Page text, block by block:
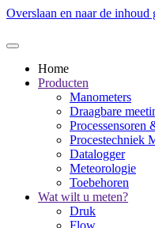
Overslaan en naar de inhoud
Home
Producten
Manometers
Draagbare
Processensoren
Procestechniek
Datalogger
Meteorologie
Toebehoren
Wat wilt u meten?
Druk
Flow